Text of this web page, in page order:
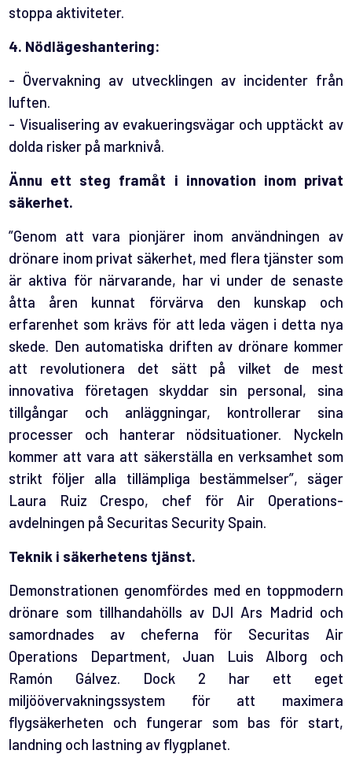
stoppa aktiviteter.
4. Nödlägeshantering:
- Övervakning av utvecklingen av incidenter från
luften.
- Visualisering av evakueringsvägar och upptäckt av
dolda risker på marknivå.
Ännu ett steg framåt i innovation inom privat
säkerhet.
”Genom att vara pionjärer inom användningen av
drönare inom privat säkerhet, med flera tjänster som
är aktiva för närvarande, har vi under de senaste
åtta åren kunnat förvärva den kunskap och
erfarenhet som krävs för att leda vägen i detta nya
skede. Den automatiska driften av drönare kommer
att revolutionera det sätt på vilket de mest
innovativa företagen skyddar sin personal, sina
tillgångar och anläggningar, kontrollerar sina
processer och hanterar nödsituationer. Nyckeln
kommer att vara att säkerställa en verksamhet som
strikt följer alla tillämpliga bestämmelser”, säger
Laura Ruiz Crespo, chef för Air Operations-
avdelningen på Securitas Security Spain.
Teknik i säkerhetens tjänst.
Demonstrationen genomfördes med en toppmodern
drönare som tillhandahölls av DJI Ars Madrid och
samordnades av cheferna för Securitas Air
Operations Department, Juan Luis Alborg och
Ramón Gálvez. Dock 2 har ett eget
miljöövervakningssystem för att maximera
flygsäkerheten och fungerar som bas för start,
landning och lastning av flygplanet.